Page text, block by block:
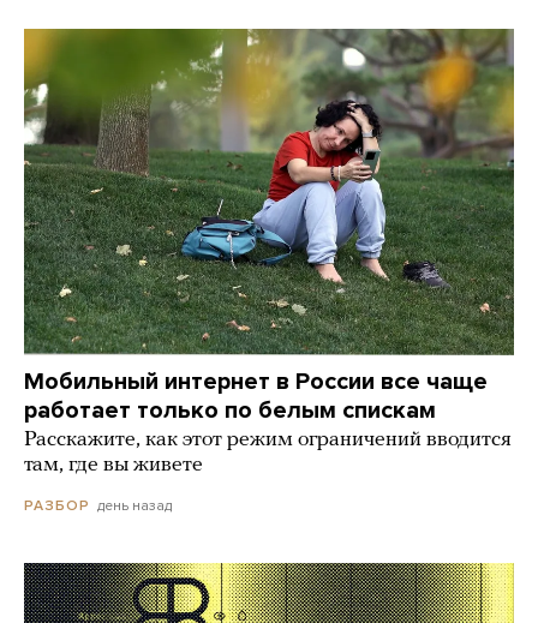
Мобильный интернет в России все чаще
работает только по белым спискам
Расскажите, как этот режим ограничений вводится
там, где вы живете
РАЗБОР день назад